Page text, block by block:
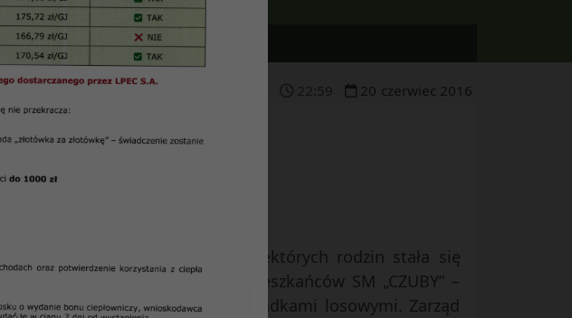
22 59 20 czerwiec 2016
sytuacja finansowa niektórych rodzin stała się
Funduszu Samopomocy Mieszkańców SM „CZUBY” –
i rodzinom dotkniętym przypadkami losowymi. Zarząd